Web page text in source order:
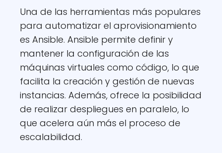
Una de las herramientas más populares
para automatizar el aprovisionamiento
es Ansible. Ansible permite definir y
mantener la configuración de las
máquinas virtuales como código, lo que
facilita la creación y gestión de nuevas
instancias. Además, ofrece la posibilidad
de realizar despliegues en paralelo, lo
que acelera aún más el proceso de
escalabilidad.